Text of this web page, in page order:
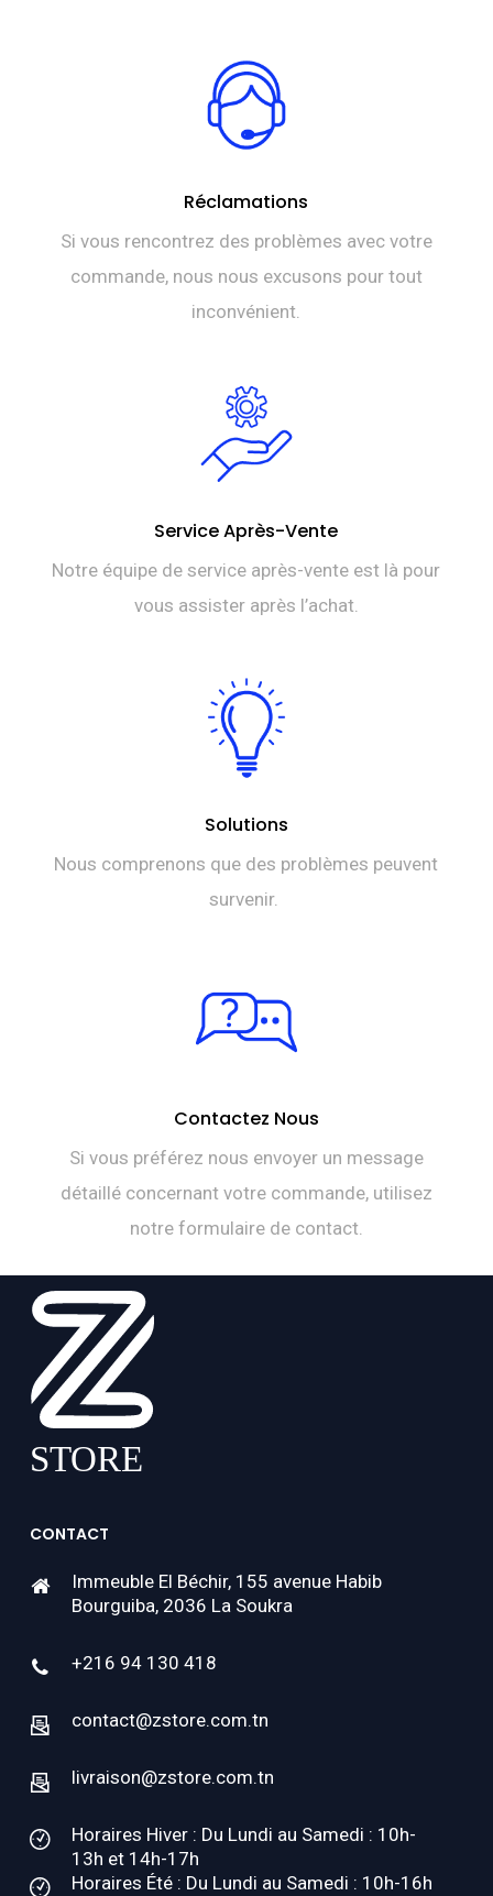
Réclamations
Si vous rencontrez des problèmes avec votre
commande, nous nous excusons pour tout
inconvénient.
Service Après-Vente
Notre équipe de service après-vente est là pour
vous assister après l’achat.
Solutions
Nous comprenons que des problèmes peuvent
survenir.
Contactez Nous
Si vous préférez nous envoyer un message
détaillé concernant votre commande, utilisez
notre formulaire de contact.
CONTACT
Immeuble El Béchir, 155 avenue Habib
Bourguiba, 2036 La Soukra
+216 94 130 418
contact@zstore.com.tn
livraison@zstore.com.tn
Horaires Hiver : Du Lundi au Samedi : 10h-
13h et 14h-17h
Horaires Été : Du Lundi au Samedi : 10h-16h